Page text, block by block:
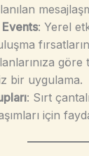
: Yerel
bir uygulama.
: Sırt
için